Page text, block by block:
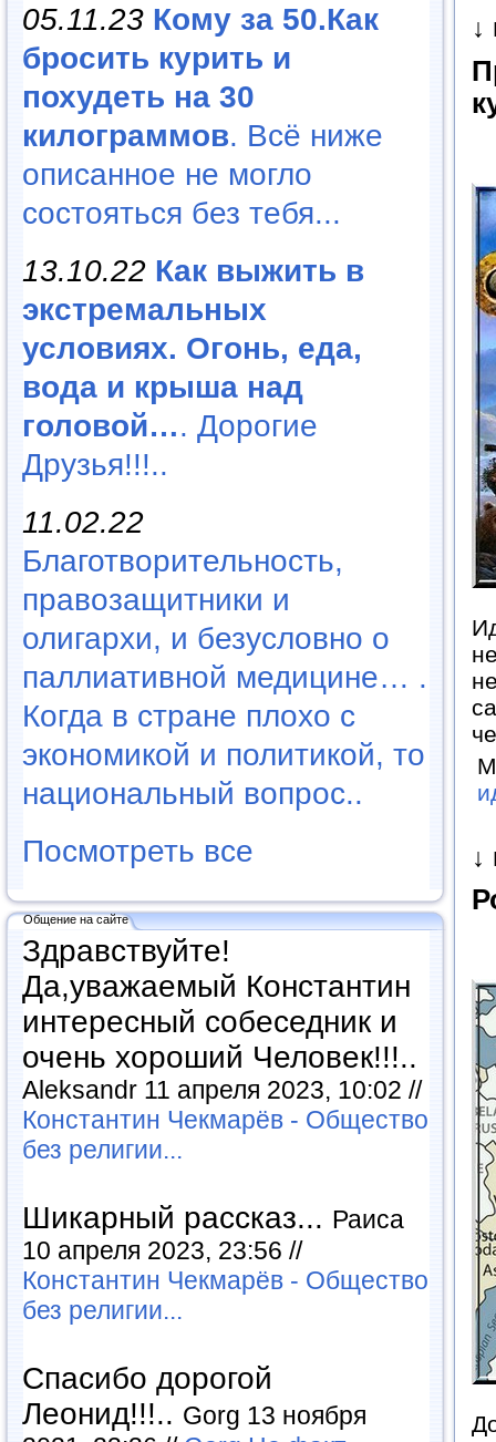
05.11.23 Кому за 50.Как
бросить курить и
похудеть на 30
килограммов. Всё ниже
описанное не могло
состояться без тебя...
13.10.22 Как выжить в
экстремальных
условиях. Огонь, еда,
вода и крыша над
головой…. Дорогие
Друзья!!!..
11.02.22
Благотворительность,
правозащитники и
олигархи, и безусловно о
паллиативной медицине… .
Когда в стране плохо с
экономикой и политикой, то
национальный вопрос..
Посмотреть все
Общение на сайте
Здравствуйте!
Да,уважаемый Константин
интересный собеседник и
очень хороший Человек!!!..
Aleksandr 11 апреля 2023, 10:02 //
Константин Чекмарёв - Общество
без религии...
Шикарный рассказ... Раиса
10 апреля 2023, 23:56 //
Константин Чекмарёв - Общество
без религии...
Спасибо дорогой
Леонид!!!.. Gorg 13 ноября